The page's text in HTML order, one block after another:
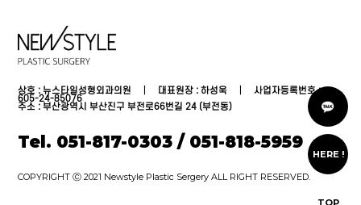
톡
상
온
인
인
HERE !
TOP
상호 : 뉴스타일성형외과의원 │ 대표원장 : 하성욱 │ 사업자등록번호 :
605-24-85076
주소 : 부산광역시 부산진구 부전로66번길 24 (부전동)
Tel. 051-817-0303 / 051-818-5959
COPYRIGHT Ⓒ 2021 Newstyle Plastic Sergery ALL RIGHT RESERVED.